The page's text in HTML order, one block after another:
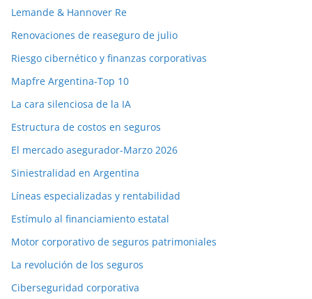
Lemande & Hannover Re
Renovaciones de reaseguro de julio
Riesgo cibernético y finanzas corporativas
Mapfre Argentina-Top 10
La cara silenciosa de la IA
Estructura de costos en seguros
El mercado asegurador-Marzo 2026
Siniestralidad en Argentina
Líneas especializadas y rentabilidad
Estímulo al financiamiento estatal
Motor corporativo de seguros patrimoniales
La revolución de los seguros
Ciberseguridad corporativa